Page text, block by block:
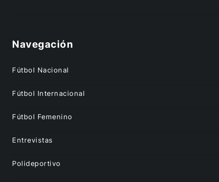
Navegación
Fútbol Nacional
Fútbol Internacional
Fútbol Femenino
Entrevistas
Polideportivo